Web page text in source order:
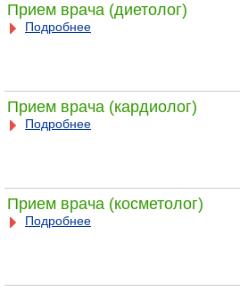
Прием врача (диетолог)
Подробнее
Прием врача (кардиолог)
Подробнее
Прием врача (косметолог)
Подробнее